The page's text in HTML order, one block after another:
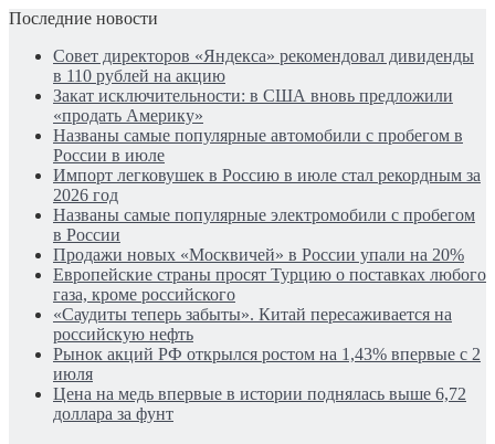
Последние новости
Совет директоров «Яндекса» рекомендовал дивиденды
в 110 рублей на акцию
Закат исключительности: в США вновь предложили
«продать Америку»
Названы самые популярные автомобили с пробегом в
России в июле
Импорт легковушек в Россию в июле стал рекордным за
2026 год
Названы самые популярные электромобили с пробегом
в России
Продажи новых «Москвичей» в России упали на 20%
Европейские страны просят Турцию о поставках любого
газа, кроме российского
«Саудиты теперь забыты». Китай пересаживается на
российскую нефть
Рынок акций РФ открылся ростом на 1,43% впервые с 2
июля
Цена на медь впервые в истории поднялась выше 6,72
доллара за фунт